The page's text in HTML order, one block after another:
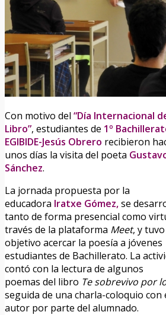
Con motivo del “Día Internacional
Libro”, estudiantes de 1º
EGIBIDE-Jesús Obrero recibieron
unos días la visita del poeta
Sánchez.
La jornada propuesta por la
educadora Iratxe Gómez,se
tanto de forma presencial como
través de la plataforma Meet, y
objetivo acercar la poesía a jóvenes
estudiantes de Bachillerato. La
contó con la lectura de algunos
poemas del libro Te sobrevivo por
seguida de una charla-coloquio con
autor por parte del alumnado.